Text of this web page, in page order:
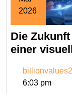
2026
5,
2026
Die
einer
6:03 pm